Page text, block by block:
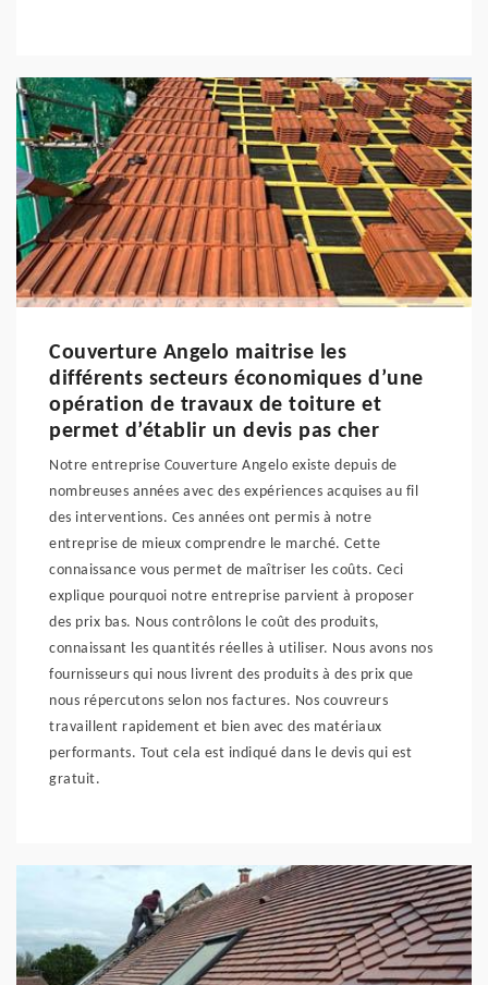
Couverture Angelo maitrise les
différents secteurs économiques d’une
opération de travaux de toiture et
permet d’établir un devis pas cher
Notre entreprise Couverture Angelo existe depuis de
nombreuses années avec des expériences acquises au fil
des interventions. Ces années ont permis à notre
entreprise de mieux comprendre le marché. Cette
connaissance vous permet de maîtriser les coûts. Ceci
explique pourquoi notre entreprise parvient à proposer
des prix bas. Nous contrôlons le coût des produits,
connaissant les quantités réelles à utiliser. Nous avons nos
fournisseurs qui nous livrent des produits à des prix que
nous répercutons selon nos factures. Nos couvreurs
travaillent rapidement et bien avec des matériaux
performants. Tout cela est indiqué dans le devis qui est
gratuit.